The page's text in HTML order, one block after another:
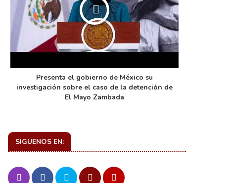
Presenta el gobierno de México su
investigación sobre el caso de la detención de
El Mayo Zambada
SIGUENOS EN: